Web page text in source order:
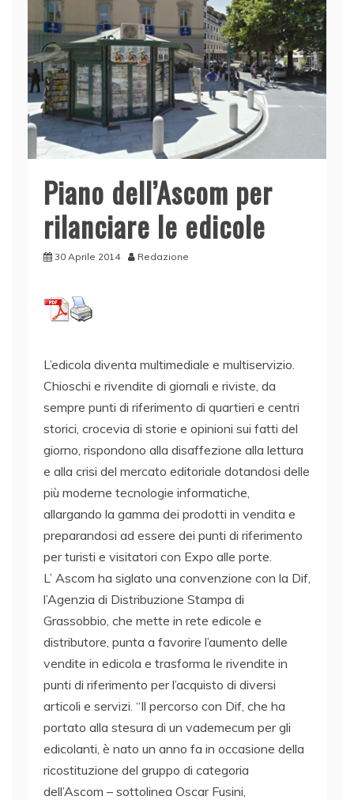
Piano dell’Ascom per
rilanciare le edicole
30 Aprile 2014 Redazione
L’edicola diventa multimediale e multiservizio.
Chioschi e rivendite di giornali e riviste, da
sempre punti di riferimento di quartieri e centri
storici, crocevia di storie e opinioni sui fatti del
giorno, rispondono alla disaffezione alla lettura
e alla crisi del mercato editoriale dotandosi delle
più moderne tecnologie informatiche,
allargando la gamma dei prodotti in vendita e
preparandosi ad essere dei punti di riferimento
per turisti e visitatori con Expo alle porte.
L’ Ascom ha siglato una convenzione con la Dif,
l’Agenzia di Distribuzione Stampa di
Grassobbio, che mette in rete edicole e
distributore, punta a favorire l’aumento delle
vendite in edicola e trasforma le rivendite in
punti di riferimento per l’acquisto di diversi
articoli e servizi. “Il percorso con Dif, che ha
portato alla stesura di un vademecum per gli
edicolanti, è nato un anno fa in occasione della
ricostituzione del gruppo di categoria
dell’Ascom – sottolinea Oscar Fusini,